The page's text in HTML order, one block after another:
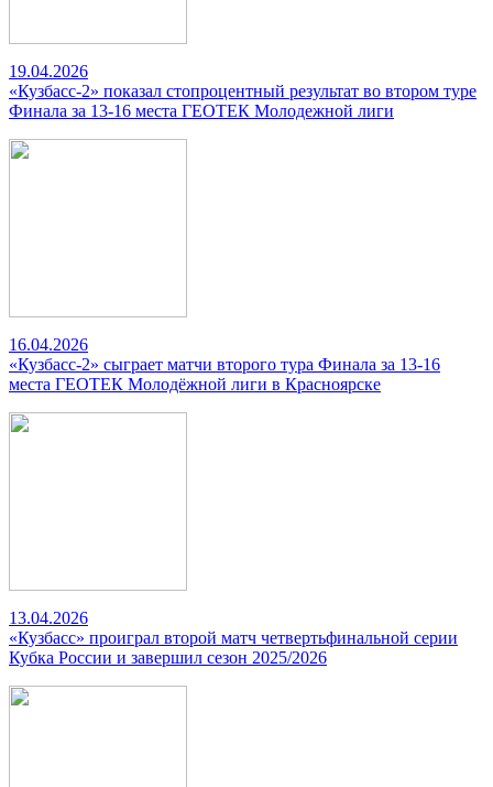
19.04.2026
«Кузбасс-2» показал стопроцентный результат во втором туре
Финала за 13-16 места ГЕОТЕК Молодежной лиги
16.04.2026
«Кузбасс-2» сыграет матчи второго тура Финала за 13-16
места ГЕОТЕК Молодёжной лиги в Красноярске
13.04.2026
«Кузбасс» проиграл второй матч четвертьфинальной серии
Кубка России и завершил сезон 2025/2026